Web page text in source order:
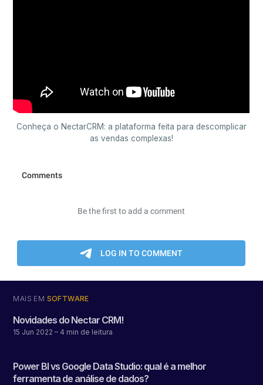
Conheça o NectarCRM: a plataforma feita para descomplicar
as vendas complexas!
MAIS EM SOFTWARE
Novidades do Nectar CRM!
15 Jun 2022 – 4 min de leitura
Power BI vs Google Data Studio: qual é a melhor
ferramenta de análise de dados?